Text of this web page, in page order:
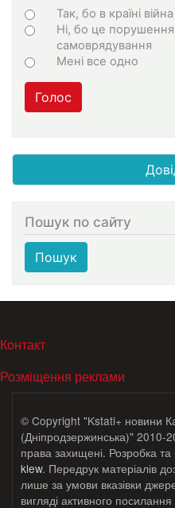
Choices
Так, бо в країні війна
Ні, бо це
самоврядування
Мені все одно
Голос
Пошук по сайту
Пошук
МЕНЮ В ПОДВАЛЕ
Контакт
Розміщення реклами
© Copyright "Kstati+ новини
(Дніпродзержинська)" 2010-
права захищені. Розробка та
klew. Передрук матеріалів
лише за умови вказівки
вигляді активного